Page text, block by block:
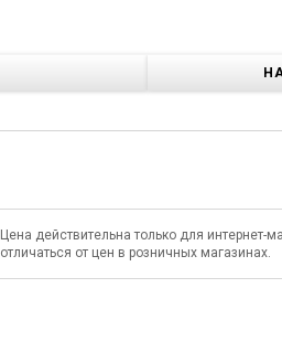
Цена действительна только для интернет-
отличаться от цен в розничных магазинах.